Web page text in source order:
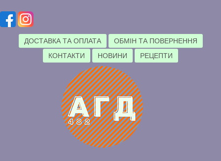
ДОСТАВКА ТА ОПЛАТА
ОБМІН ТА ПОВЕРНЕННЯ
КОНТАКТИ
НОВИНИ РЕЦЕПТИ